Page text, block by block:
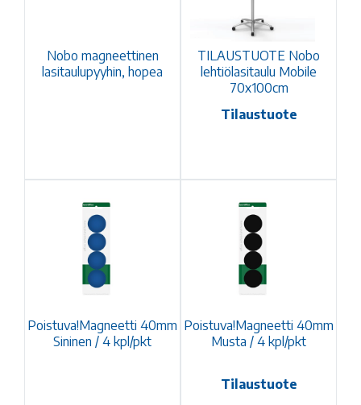
Nobo magneettinen
lasitaulupyyhin, hopea
TILAUSTUOTE Nobo
lehtiölasitaulu Mobile
70x100cm
Tilaustuote
Poistuva!Magneetti 40mm
Sininen / 4 kpl/pkt
Poistuva!Magneetti 40mm
Musta / 4 kpl/pkt
Tilaustuote